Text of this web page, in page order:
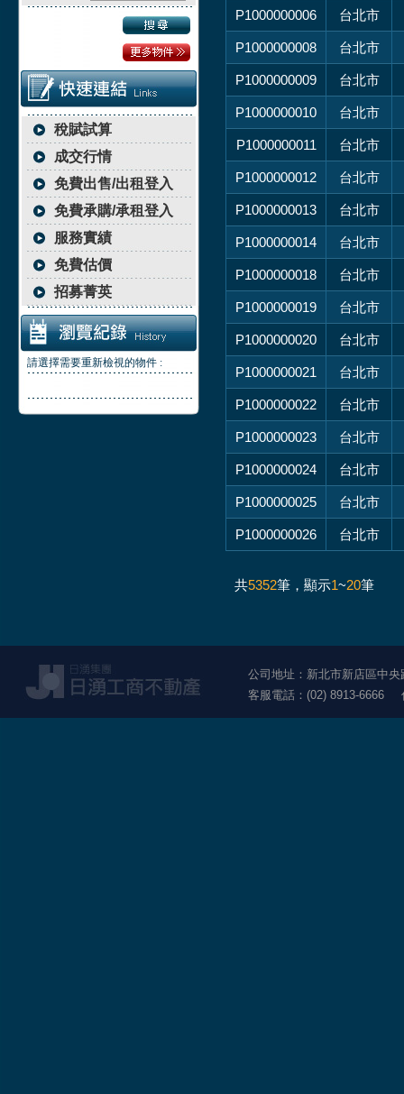
稅賦試算
成交行情
免費出售/出租登入
免費承購/承租登入
服務實績
免費估價
招募菁英
請選擇需要重新檢視的物件 :
P1000000006 台北市
P1000000008 台北市
P1000000009 台北市
P1000000010 台北市
P1000000011 台北市
P1000000012 台北市
P1000000013 台北市
P1000000014 台北市
P1000000018 台北市
P1000000019 台北市
P1000000020 台北市
P1000000021 台北市
P1000000022 台北市
P1000000023 台北市
P1000000024 台北市
P1000000025 台北市
P1000000026 台北市
共5352筆，顯示1~20筆
公司地址：新北市新店區中
客服電話：(02) 8913-6666